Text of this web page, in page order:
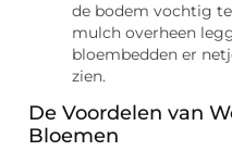
de bodem vochtig
mulch overheen
bloembedden er
zien.
De Voordelen van
Bloemen